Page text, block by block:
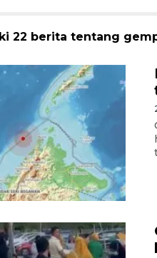
22 berita tentang